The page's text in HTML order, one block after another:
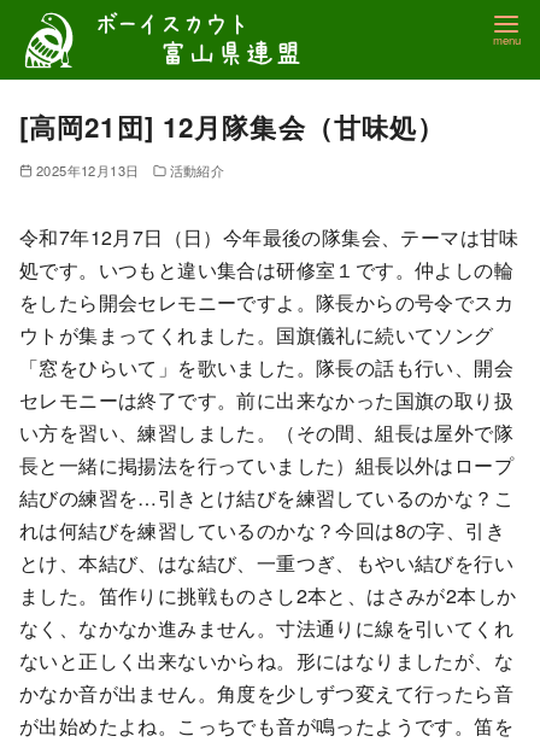
テ
[高岡21団] 12月隊集会（甘味処）
2025年12月13日 活動紹介
令和7年12月7日（日）今年最後の隊集会、テーマは甘味
処です。いつもと違い集合は研修室１です。仲よしの輪
をしたら開会セレモニーですよ。隊長からの号令でスカ
ウトが集まってくれました。国旗儀礼に続いてソング
「窓をひらいて」を歌いました。隊長の話も行い、開会
セレモニーは終了です。前に出来なかった国旗の取り扱
い方を習い、練習しました。（その間、組長は屋外で隊
長と一緒に掲揚法を行っていました）組長以外はロープ
結びの練習を…引きとけ結びを練習しているのかな？こ
れは何結びを練習しているのかな？今回は8の字、引き
とけ、本結び、はな結び、一重つぎ、もやい結びを行い
ました。笛作りに挑戦ものさし2本と、はさみが2本しか
なく、なかなか進みません。寸法通りに線を引いてくれ
ないと正しく出来ないからね。形にはなりましたが、な
かなか音が出ません。角度を少しずつ変えて行ったら音
が出始めたよね。こっちでも音が鳴ったようです。笛を